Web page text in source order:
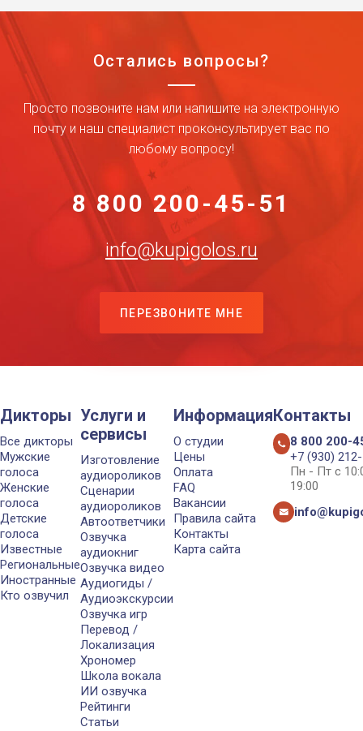
Остались вопросы?
Просто позвоните нам или напишите на электронную
почту и наш специалист проконсультирует вас по
любому вопросу!
8 800 200-45-51
info@kupigolos.ru
ПЕРЕЗВОНИТЕ МНЕ
Дикторы
Все дикторы
Мужские
голоса
Женские
голоса
Детские
голоса
Известные
Региональные
Иностранные
Кто озвучил
Услуги и
сервисы
Изготовление
аудиороликов
Сценарии
аудиороликов
Автоответчики
Озвучка
аудиокниг
Озвучка видео
Аудиогиды /
Аудиоэкскурсии
Озвучка игр
Перевод /
Локализация
Хрономер
Школа вокала
ИИ озвучка
Рейтинги
Статьи
Информация
О студии
Цены
Оплата
FAQ
Вакансии
Правила сайта
Контакты
Карта сайта
Контакты
8 800 200-
+7 (930)
Пн - Пт с
19:00